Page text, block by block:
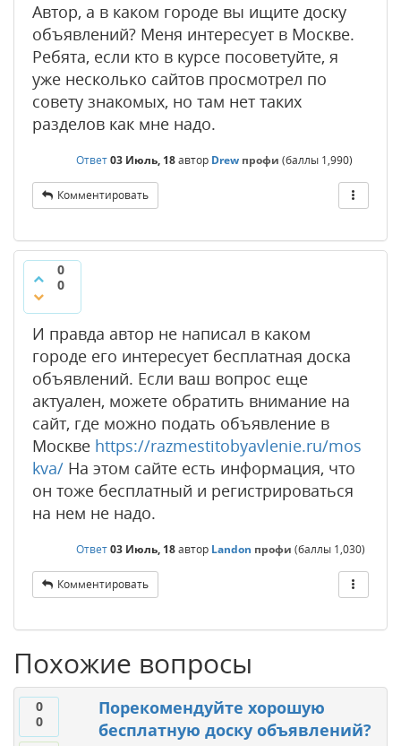
Автор, а в каком городе вы ищите доску
объявлений? Меня интересует в Москве.
Ребята, если кто в курсе посоветуйте, я
уже несколько сайтов просмотрел по
совету знакомых, но там нет таких
разделов как мне надо.
Ответ03 Июль, 18автор Drew профи (баллы 1,990)
Комментировать
0
0
И правда автор не написал в каком
городе его интересует бесплатная доска
объявлений. Если ваш вопрос еще
актуален, можете обратить внимание на
сайт, где можно подать объявление в
Москве https://razmestitobyavlenie.ru/mos
kva/ На этом сайте есть информация, что
он тоже бесплатный и регистрироваться
на нем не надо.
Ответ03 Июль, 18автор Landon профи (баллы 1,030)
Комментировать
Похожие вопросы
0
0
Порекомендуйте хорошую
бесплатную доску объявлений?